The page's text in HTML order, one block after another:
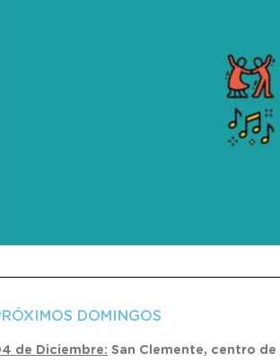
DOMINGOS
de Diciembre: San Clemente, centro de